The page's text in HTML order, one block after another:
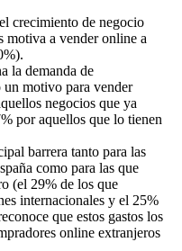
crecimiento de negocio
motiva a vender online a
la demanda de
un motivo para vender
negocios que ya
por aquellos que lo tienen
barrera tanto para las
como para las que
(el 29% de los que
internacionales y el 25%
que estos gastos los
online extranjeros